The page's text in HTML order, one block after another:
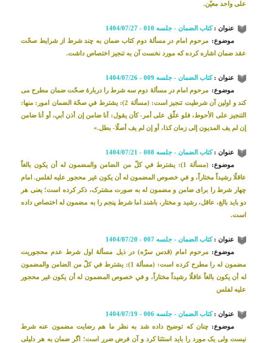
على واحد معيّن.
عنوان :کتاب الضمان - جلسه 010 - 1404/07/27
موضوع: مرحوم امام در مسألۀ دوم کتاب ضمان به چند شرط از شرایط صحّت
عقد ضمان اشاره کرده که مورد نخست آن به تنجیز اختصاص داشت.
عنوان :کتاب الضمان - جلسه 009 - 1404/07/26
موضوع: مرحوم امام در مسألۀ دوم سه شرط را دربارۀ صحّت ضمان مطرح می
کند و اولین آن شرطیت تنجیز است: (مسألة 2): یشترط في صحّة الضمان امور: منها:
التنجيز على الأحوط، فلو علّق على أمر- كأن يقول: أنا ضامن إن أذن أبي، أو أنا ضامن
إن لم يف المديون إلى‌ زمان كذا، أو إن لم يف أصلًا- بطل.»
عنوان :کتاب الضمان - جلسه 008 - 1404/07/21
موضوع:
(مسألة 1): يشترط في كلّ من الضامن والمضمون له أن يكون بالغاً
عاقلًا رشيداً مختاراً، و في خصوص المضمون له أن يكون غير محجور عليه لفلس. امام
چهار شرط را برای ضامن و مضمون له به صورت مشترک، ذکر کرده است؛ یعنی هر
دو باید بالغ، عاقل، رشید و مختار، باشند اما شرط پنجم را به مضمون له اختصاص داده
است.
عنوان :کتاب الضمان - جلسه 007 - 1404/07/20
موضوع: مرحوم امام (قدس سرّه) در ذیل مسألۀ اول شرط عدم محجوریت
مضمون له را مطرح کرده است: (مسألة 1): يشترط في كلّ من الضامن والمضمون
له أن يكون بالغاً عاقلًا رشيداً مختاراً، و في خصوص المضمون له أن يكون غير محجور
عليه لفلس
عنوان :کتاب الضمان - جلسه 006 - 1404/07/19
موضوع: چنان که توضیح داده شد به نظر ما هم رضایت مضمون عنه شرط
نیست ولی یک مورد را باید استثنا کرد و آن فرض ضرر است؛ اگر ضمان به هر دلیلی